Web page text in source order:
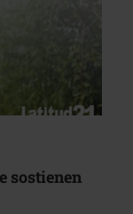
sostienen